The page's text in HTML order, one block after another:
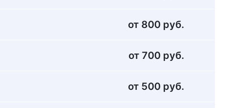
от 800 руб.
от 700 руб.
от 500 руб.